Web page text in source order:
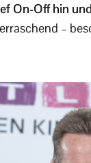
On-Off hin
–